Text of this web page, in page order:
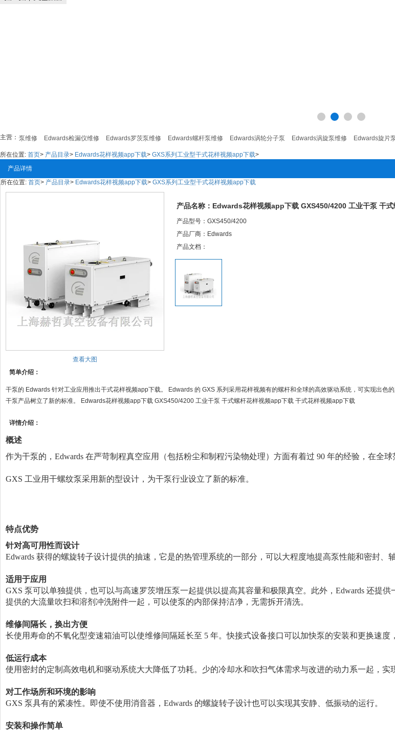
主营：
维修 Edwards检漏仪维修 Edwards罗茨泵维修 Edwards螺杆泵维修 Edwards涡轮分子泵 Edwards涡旋泵维修 Edwards旋片泵维修
所在位置: 首页> 产品目录> Edwards花样视频app下载> GXS系列工业型干式花样视频app下载>
产品详情
所在位置: 首页> 产品目录> Edwards花样视频app下载> GXS系列工业型干式花样视频app下载
查看大图
产品名称：Edwards花样视频app下载 GXS450/4200 工业干泵
产品型号：GXS450/4200
产品厂商：Edwards
产品文档：
简单介绍：
干泵的 Edwards 针对工业应用推出干式花样视频app下载。 Edwards 的 GXS 系列采用花样视频有的螺杆和全球的高效驱动系统，可实现出色的真空性能
干泵产品树立了新的标准。 Edwards花样视频app下载 GXS450/4200 工业干泵 干式螺杆花样视频app下载 干式花样视频app下载
详情介绍：
概述
作为干泵的，Edwards 在严苛制程真空应用（包括粉尘和制程污染物处理）方面有着过 90 年的经验，在全球
GXS 工业用干螺纹泵采用新的型设计，为干泵行业设立了新的标准。
特点优势
针对高可用性而设计
Edwards 获得的螺旋转子设计提供的抽速，它是的热管理系统的一部分，可以大程度地提高泵性能和密封、
适用于应用
GXS 泵可以单独提供，也可以与高速罗茨增压泵一起提供以提高其容量和极限真空。此外，Edwards 还提供一
提供的大流量吹扫和溶剂冲洗附件一起，可以使泵的内部保持洁净，无需拆开清洗。
维修间隔长，换出方便
长使用寿命的不氧化型变速箱油可以使维修间隔延长至 5 年。快接式设备接口可以加快泵的安装和更换速度，
低运行成本
使用密封的定制高效电机和驱动系统大大降低了功耗。少的冷却水和吹扫气体需求与改进的动力系一起，实现
对工作场所和环境的影响
GXS 泵具有的紧凑性。即使不使用消音器，Edwards 的螺旋转子设计也可以实现其安静、低振动的运行。
安装和操作简单